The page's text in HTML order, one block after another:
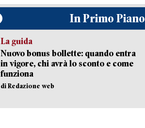
In Primo Piano
La guida
Nuovo bonus bollette: quando entra
in vigore, chi avrà lo sconto e come
funziona
di Redazione web